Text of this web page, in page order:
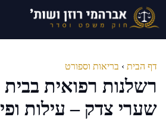
לדלג
לתוכן
דף הבית › בריאות וספורט
רשלנות רפואית בבית
שערי צדק – עילות